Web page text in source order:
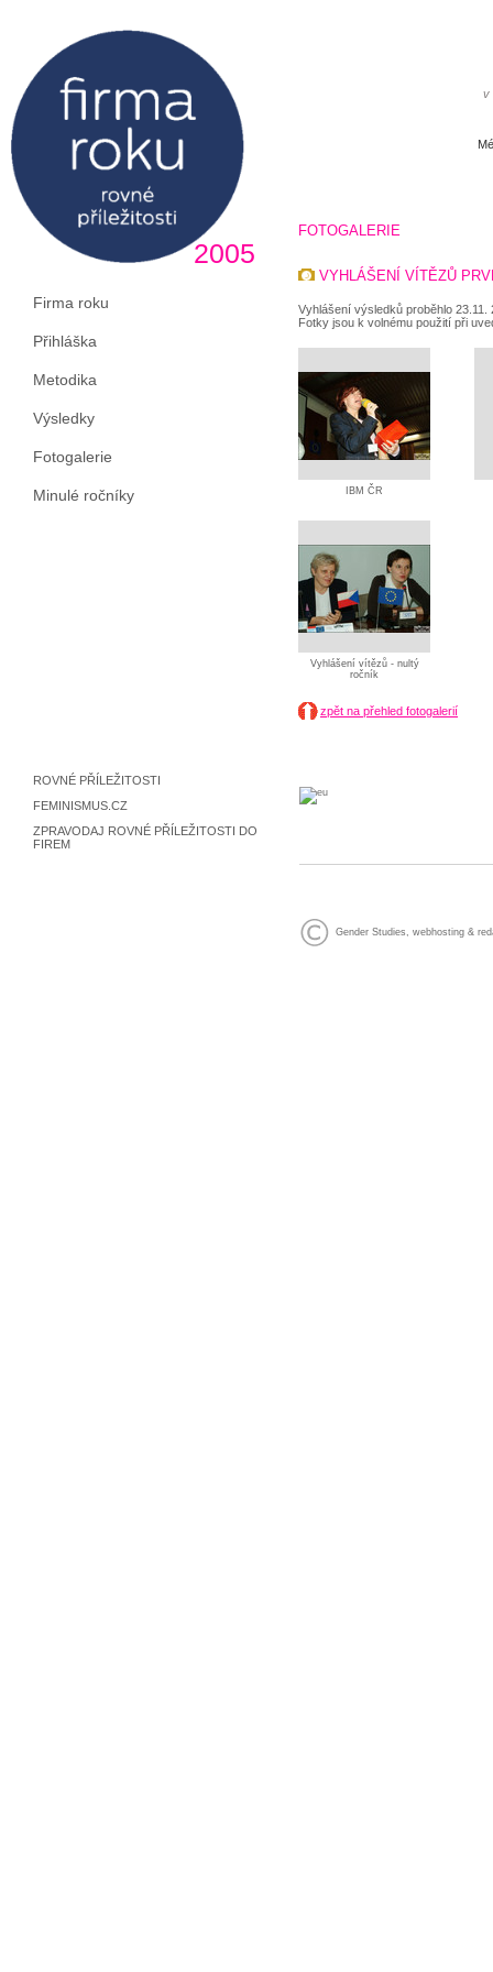
v
2005
Firma roku
Přihláška
Metodika
Výsledky
Fotogalerie
Minulé ročníky
FOTOGALERIE
VYHLÁŠENÍ VÍTĚZŮ
Vyhlášení výsledků proběhlo 23.11.
Fotky jsou k volnému použití při
IBM ČR
Vyhlášení vítězů - nultý
ročník
zpět na přehled fotogalerií
ROVNÉ PŘÍLEŽITOSTI
FEMINISMUS.CZ
ZPRAVODAJ ROVNÉ PŘÍLEŽITOSTI DO
FIREM
Gender Studies webhosting &